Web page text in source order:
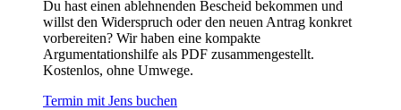
Du hast einen ablehnenden Bescheid bekommen und
willst den Widerspruch oder den neuen Antrag konkret
vorbereiten? Wir haben eine kompakte
Argumentationshilfe als PDF zusammengestellt.
Kostenlos, ohne Umwege.
Termin mit Jens buchen